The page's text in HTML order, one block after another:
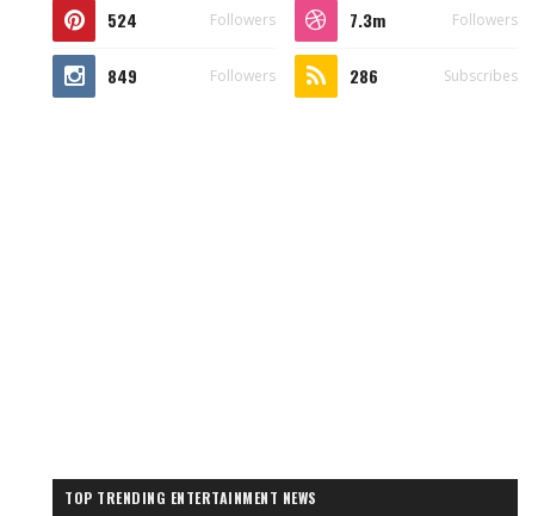
524 Followers 7.3m Followers
849 Followers 286 Subscribes
TOP TRENDING ENTERTAINMENT NEWS